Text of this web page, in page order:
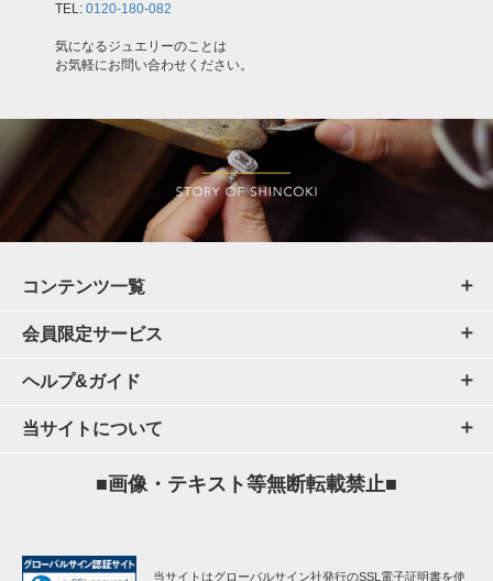
TEL: 0120-180-082
気になるジュエリーのことは
お気軽にお問い合わせください。
コンテンツ一覧
会員限定サービス
ヘルプ&ガイド
当サイトについて
■画像・テキスト等無断転載禁止■
当サイトはグローバルサイン社発行のSSL電子証明書を使